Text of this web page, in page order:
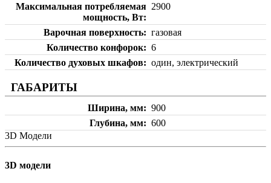
Максимальная потребляемая
мощность, Вт
2900
Варочная поверхность
газовая
Количество конфорок
6
Количество духовых шкафов
один, электрический
ГАБАРИТЫ
Ширина, мм
900
Глубина, мм
600
3D Модели
3D модели